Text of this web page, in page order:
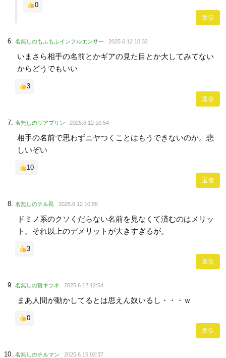
0
返信
名無しのもふもふインフルエンサー 2025.6.12 10:32
いまさら相手の名前とかギアの見た目とか大してみてない
からどうでもいい
3
返信
名無しのリアプリン 2025.6.12 10:54
相手の名前で思わずニヤつくことはもうできないのか。悲
しいぞい
10
返信
名無しのチル民 2025.6.12 10:55
ドミノ系のクソくだらない名前を見なくて済むのはメリッ
ト。それ以上のデメリットが大きすぎるが。
3
返信
名無しの賢キツネ 2025.6.12 12:54
まあ人間が動かしてるとは思えん奴いるし・・・ｗ
0
返信
名無しのチルマン 2025.6.15 02:37